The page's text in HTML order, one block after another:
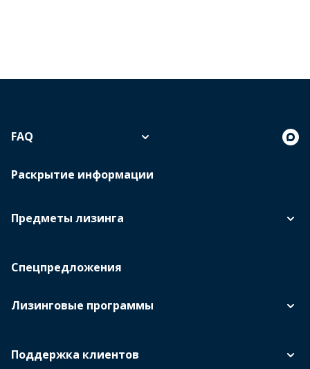
Предметы лизинга
Спецпредложения
Лизинговые программы
Поддержка клиентов
FAQ
Раскрытие информации